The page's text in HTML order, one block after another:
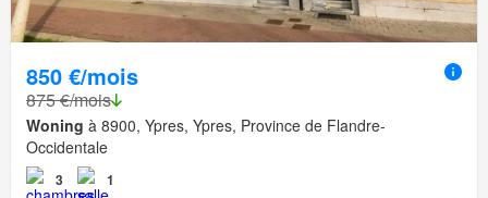
850 €/mois
875 €/mois
Woning à 8900, Ypres, Ypres, Province de Flandre-
Occidentale
3
1